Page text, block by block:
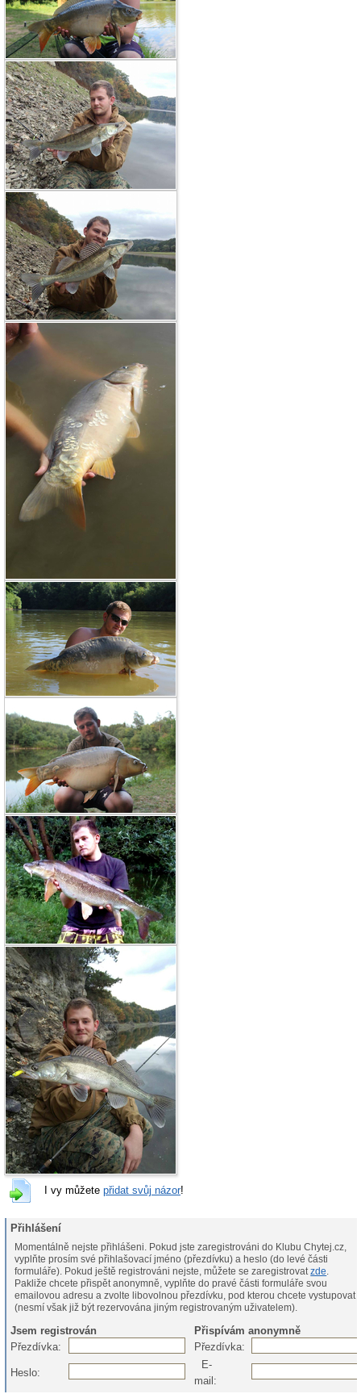
I vy můžete přidat svůj názor!
Přihlášení
Momentálně nejste přihlášeni. Pokud jste zaregistrováni do Klubu Chytej.cz,
vyplňte prosím své přihlašovací jméno (přezdívku) a heslo (do levé části
formuláře). Pokud ještě registrováni nejste, můžete se zaregistrovatzde
Pakliže chcete přispět anonymně, vyplňte do pravé části formuláře svou
emailovou adresu a zvolte libovolnou přezdívku, pod kterou chcete vystupovat
(nesmí však již být rezervována jiným registrovaným uživatelem).
Jsem registrován
Přispívám anonymně
Přezdívka:
Přezdívka:
Heslo:
E-
mail: